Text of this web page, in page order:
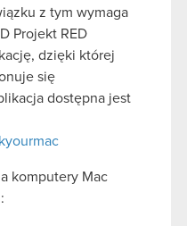
z tym wymaga
Projekt RED
dzięki której
się
dostępna jest
komputery Mac